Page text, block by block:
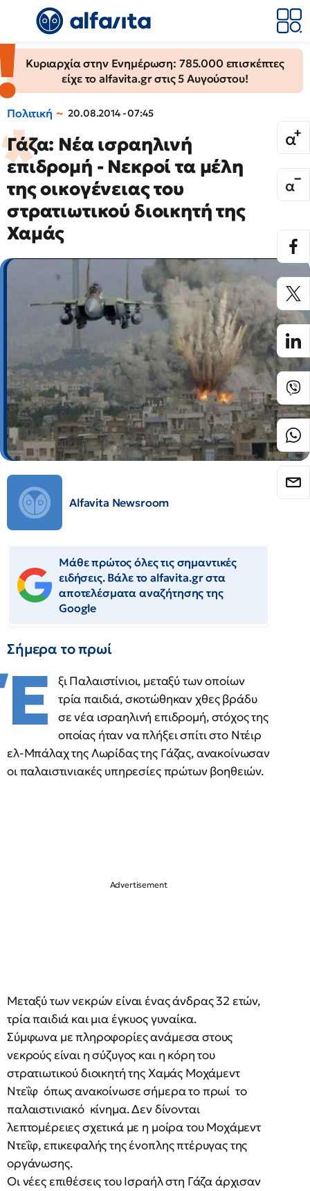
Κυριαρχία στην Ενημέρωση: 785.000 επισκέπτες
είχε το alfavita.gr στις 5 Αυγούστου!
Πολιτική 20.08.2014 - 07:45
Γάζα: Νέα ισραηλινή
επιδρομή - Νεκροί τα μέλη
της οικογένειας του
στρατιωτικού διοικητή της
Χαμάς
Alfavita Newsroom
Μάθε πρώτος όλες τις σημαντικές
ειδήσεις. Βάλε το alfavita.gr στα
αποτελέσματα αναζήτησης της
Google
Σήμερα το πρωί
Έ
ξι Παλαιστίνιοι, μεταξύ των οποίων
τρία παιδιά, σκοτώθηκαν χθες βράδυ
σε νέα ισραηλινή επιδρομή, στόχος της
οποίας ήταν να πλήξει σπίτι στο Ντέιρ
ελ-Μπάλαχ της Λωρίδας της Γάζας, ανακοίνωσαν
οι παλαιστινιακές υπηρεσίες πρώτων βοηθειών.
Μεταξύ των νεκρών είναι ένας άνδρας 32 ετών,
τρία παιδιά και μια έγκυος γυναίκα.
Σύμφωνα με πληροφορίες ανάμεσα στους
νεκρούς είναι η σύζυγος και η κόρη του
στρατιωτικού διοικητή της Χαμάς Μοχάμεντ
Ντεΐφ όπως ανακοίνωσε σήμερα το πρωί το
παλαιστινιακό κίνημα. Δεν δίνονται
λεπτομέρειες σχετικά με η μοίρα του Μοχάμεντ
Ντεΐφ, επικεφαλής της ένοπλης πτέρυγας της
οργάνωσης.
Οι νέες επιθέσεις του Ισραήλ στη Γάζα άρχισαν